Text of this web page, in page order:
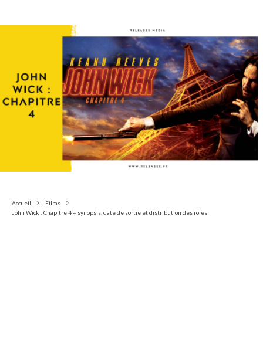
Accueil
Films
John Wick : Chapitre 4 – synopsis, date de sortie et distribution des rôles